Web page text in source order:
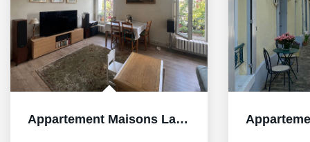
Appartement Maisons Laffitte 3 pièce(s) 66 m2 box et cave